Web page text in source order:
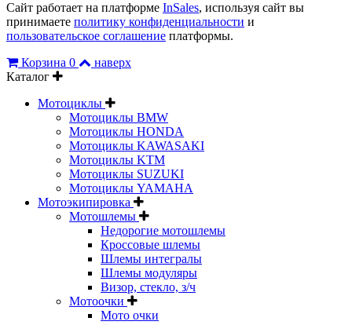
Сайт работает на платформе InSales, используя сайт вы
принимаете политику конфиденциальности и
пользовательское соглашение платформы.
Корзина 0
наверх
Каталог
Мотоциклы
Мотоциклы BMW
Мотоциклы HONDA
Мотоциклы KAWASAKI
Мотоциклы KTM
Мотоциклы SUZUKI
Мотоциклы YAMAHA
Мотоэкипировка
Мотошлемы
Недорогие мотошлемы
Кроссовые шлемы
Шлемы интегралы
Шлемы модуляры
Визор, стекло, з/ч
Мотоочки
Мото очки